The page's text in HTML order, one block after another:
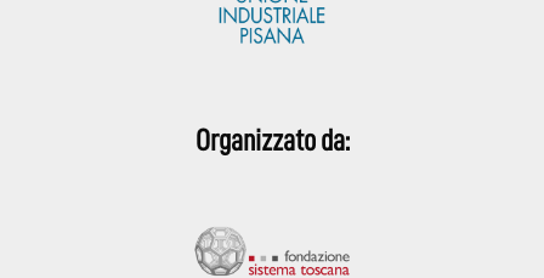
Organizzato da: